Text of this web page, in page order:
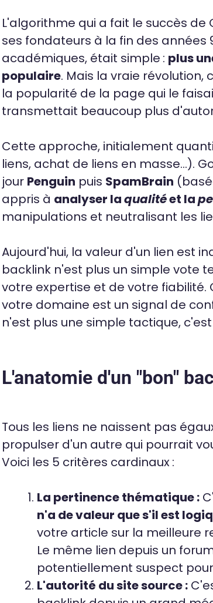
L'algorithme qui a fait le succès de
ses fondateurs à la fin des années
académiques, était simple : plus
populaire. Mais la vraie
la popularité de la page qui le
transmettait beaucoup plus
Cette approche, initialement
liens, achat de liens en masse...).
jour Penguin puis SpamBrain
appris à analyser laqualitéet la
manipulations et neutralisant les
Aujourd'hui, la valeur d'un lien est
backlink n'est plus un simple vote
votre expertise et de votre fiabilité.
votre domaine est un signal de
n'est plus une simple tactique, c'est
L'anatomie d'un "bon"
Tous les liens ne naissent pas
propulser d'un autre qui pourrait
Voici les 5 critères cardinaux :
La pertinence thématique :
n'a de valeur que s'il est
votre article sur la meilleure
Le même lien depuis un
potentiellement suspect
L'autorité du site source :